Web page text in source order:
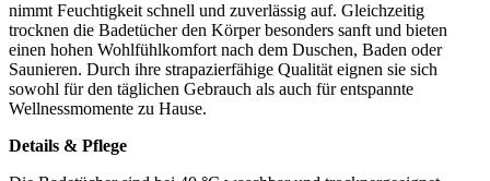
nimmt Feuchtigkeit schnell und zuverlässig auf. Gleichzeitig
trocknen die Badetücher den Körper besonders sanft und bieten
einen hohen Wohlfühlkomfort nach dem Duschen, Baden oder
Saunieren. Durch ihre strapazierfähige Qualität eignen sie sich
sowohl für den täglichen Gebrauch als auch für entspannte
Wellnessmomente zu Hause.
Details & Pflege